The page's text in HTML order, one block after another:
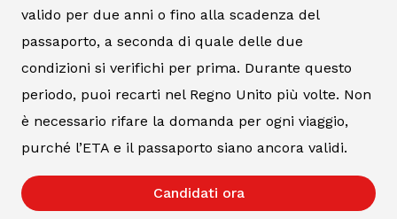
valido per due anni o fino alla scadenza del
passaporto, a seconda di quale delle due
condizioni si verifichi per prima. Durante questo
periodo, puoi recarti nel Regno Unito più volte. Non
è necessario rifare la domanda per ogni viaggio,
purché l’ETA e il passaporto siano ancora validi.
Candidati ora